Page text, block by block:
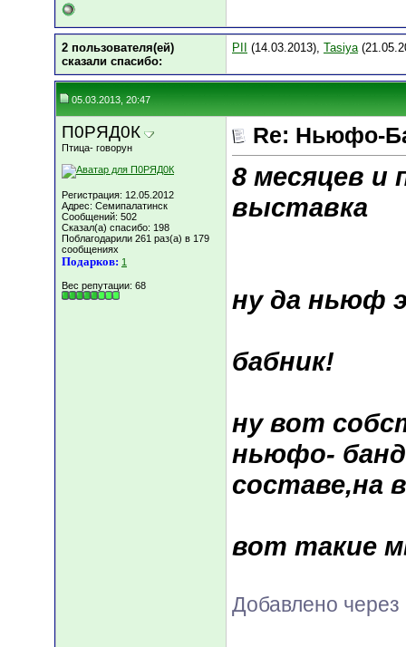
2 пользователя(ей)
сказали cпасибо:
PII (14.03.2013), Tasiya
05.03.2013, 20:47
П0РЯД0К
Птица- говорун
Регистрация: 12.05.2012
Адрес: Семипалатинск
Сообщений: 502
Сказал(а) спасибо: 198
Поблагодарили 261 раз(а) в 179
сообщениях
Подарков: 1
Вес репутации: 68
Re: Ньюфо-
8 месяцев и
выставка
ну да ньюф
бабник!
ну вот
ньюфо-
составе,на
вот такие
Добавлено